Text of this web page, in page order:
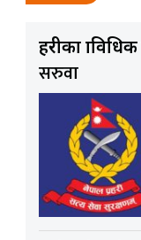
प्रहरीका प्राविधिक
सरुवा